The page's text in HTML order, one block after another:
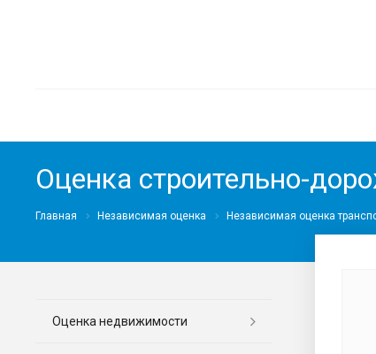
Оценка строительно-
Главная Независимая оценка Независимая оценка
Оценка недвижимости